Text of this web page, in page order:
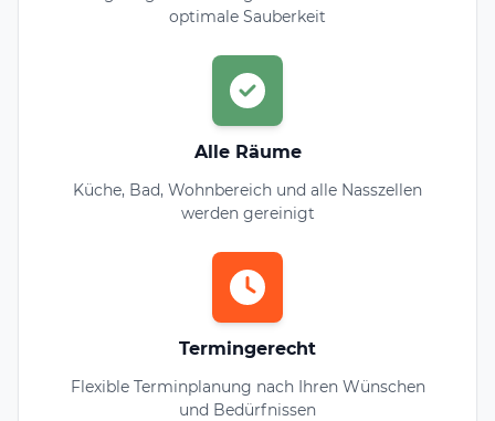
optimale Sauberkeit
Alle Räume
Küche, Bad, Wohnbereich und alle Nasszellen
werden gereinigt
Termingerecht
Flexible Terminplanung nach Ihren Wünschen
und Bedürfnissen